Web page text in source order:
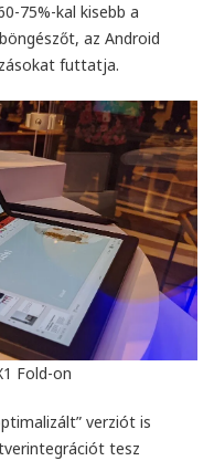
75%-kal kisebb a
az Android
futtatja.
Fold-on
verziót is
tesz
Mint mindig gyors
A rendelt előfizetést
már használatba sikerült
venni.
Zsolt Szálkai
2026-05-01